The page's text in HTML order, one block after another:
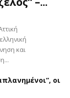
και
οι